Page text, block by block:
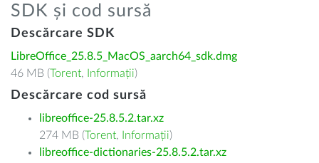
SDK și cod sursă
Descărcare SDK
LibreOffice_25.8.5_MacOS_aarch64_sdk.dmg
46 MB (Torent, Informații)
Descărcare cod sursă
libreoffice-25.8.5.2.tar.xz
274 MB (Torent, Informații)
libreoffice-dictionaries-25.8.5.2.tar.xz